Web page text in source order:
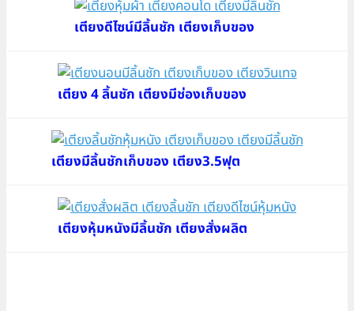
เตียงดีไซน์มีลิ้นชัก เตียงเก็บของ
เตียง 4 ลิ้นชัก เตียงมีช่องเก็บของ
เตียงมีลิ้นชักเก็บของ เตียง3.5ฟุต
เตียงหุ้มหนังมีลิ้นชัก เตียงสั่งผลิต